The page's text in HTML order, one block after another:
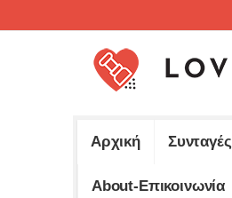
Αρχική Συνταγές
About-Επικοινωνία